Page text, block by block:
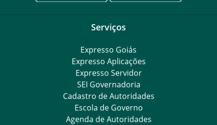
Serviços
Expresso Goiás
Expresso Aplicações
Expresso Servidor
SEI Governadoria
Cadastro de Autoridades
Escola de Governo
Agenda de Autoridades